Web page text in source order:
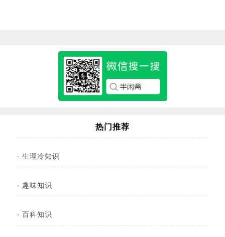
热门推荐
· 生理冷知识
· 趣味知识
· 百科知识